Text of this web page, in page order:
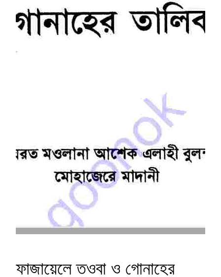
ফাজায়েলে তওবা ও গোনাহের